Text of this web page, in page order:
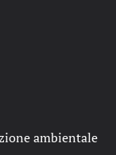
ambientale